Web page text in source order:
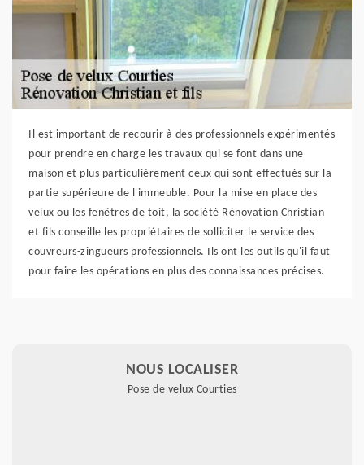
Il est important de recourir à des professionnels expérimentés
pour prendre en charge les travaux qui se font dans une
maison et plus particulièrement ceux qui sont effectués sur la
partie supérieure de l'immeuble. Pour la mise en place des
velux ou les fenêtres de toit, la société Rénovation Christian
et fils conseille les propriétaires de solliciter le service des
couvreurs-zingueurs professionnels. Ils ont les outils qu'il faut
pour faire les opérations en plus des connaissances précises.
NOUS LOCALISER
Pose de velux Courties